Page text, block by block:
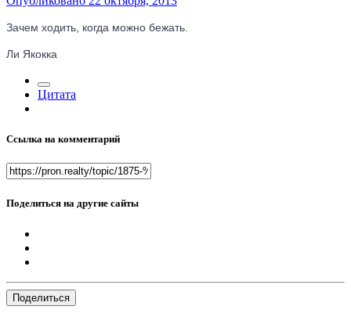
Зачем ходить, когда можно бежать.
Ли Якокка
Цитата
Ссылка на комментарий
Поделиться на другие сайты
Поделиться